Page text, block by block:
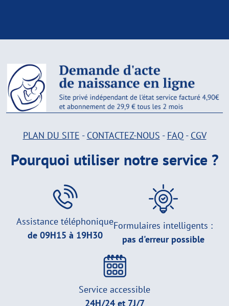
PLAN DU SITE - CONTACTEZ-NOUS - FAQ- CGV
Pourquoi utiliser notre service ?
Assistance téléphonique
de 09H15 à 19H30
Formulaires intelligents :
pas d'erreur possible
Service accessible
24H/24 et 7J/7